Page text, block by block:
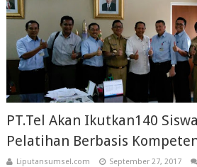
PT.Tel Akan Ikutkan140
Pelatihan Berbasis
Liputansumsel.com September 27, 2017